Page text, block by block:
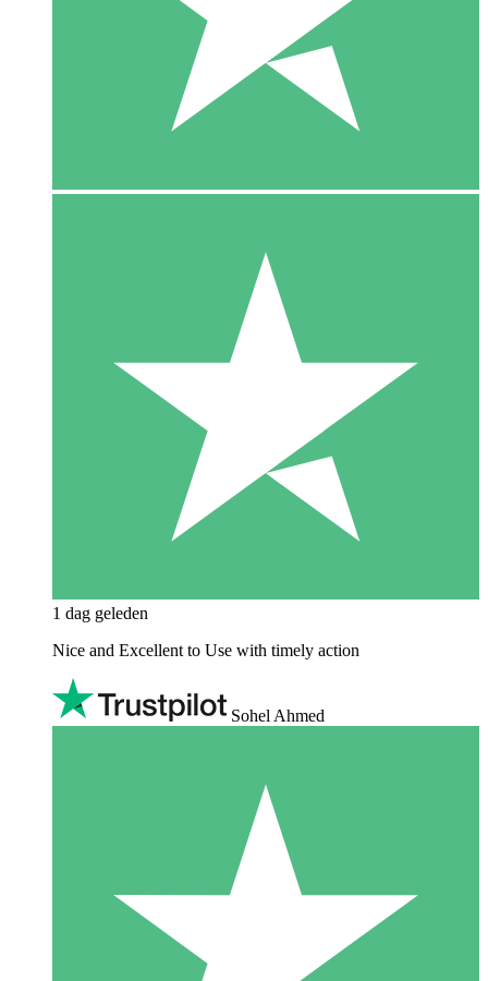
1 dag geleden
Nice and Excellent to Use with timely action
Sohel Ahmed